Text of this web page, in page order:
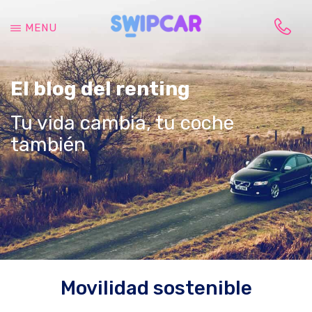
lateral
principal
vida
cambia,
tu
coche
también
MENU
El blog del renting
Tu vida cambia, tu coche
también
Movilidad sostenible